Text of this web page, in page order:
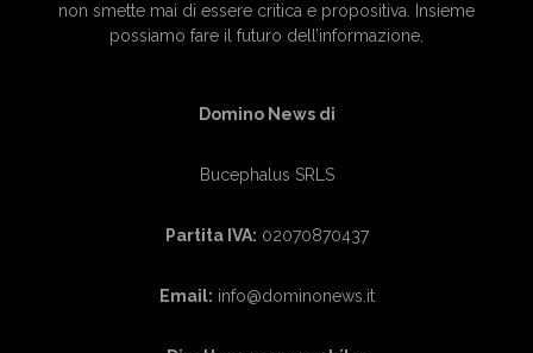
non smette mai di essere critica e propositiva. Insieme
possiamo fare il futuro dell’informazione.
Domino News di
Bucephalus SRLS
Partita IVA: 02070870437
Email: info@dominonews.it